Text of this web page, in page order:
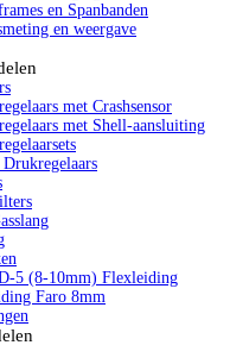
en Spanbanden
en weergave
met Crashsensor
met Shell-aansluiting
Drukregelaars
5 (8-10mm) Flexleiding
Faro 8mm